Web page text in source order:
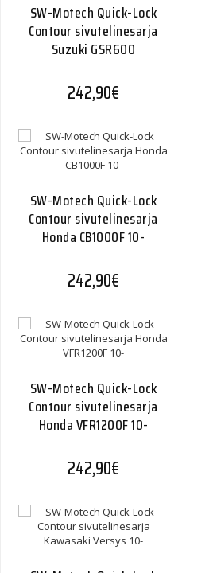
SW-Motech Quick-Lock
Contour sivutelinesarja
Suzuki GSR600
242,90€
SW-Motech Quick-Lock
Contour sivutelinesarja
Honda CB1000F 10-
242,90€
SW-Motech Quick-Lock
Contour sivutelinesarja
Honda VFR1200F 10-
242,90€